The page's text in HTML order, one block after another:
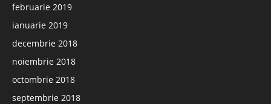
februarie 2019
ianuarie 2019
decembrie 2018
noiembrie 2018
octombrie 2018
septembrie 2018